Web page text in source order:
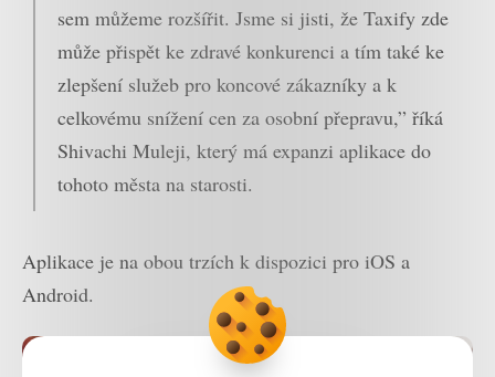
sem můžeme rozšířit. Jsme si jisti, že Taxify zde
může přispět ke zdravé konkurenci a tím také ke
zlepšení služeb pro koncové zákazníky a k
celkovému snížení cen za osobní přepravu,” říká
Shivachi Muleji, který má expanzi aplikace do
tohoto města na starosti.
Aplikace je na obou trzích k dispozici pro iOS a
Android.